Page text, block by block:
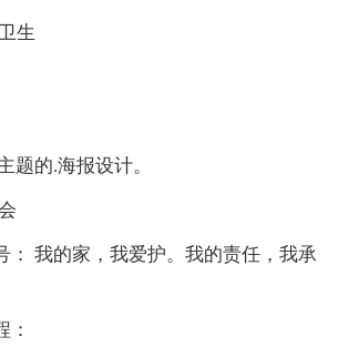
生
的.海报设计。
我的家，我爱护。我的责任，我承